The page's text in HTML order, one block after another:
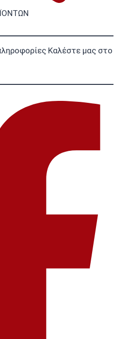
Καλέστε μας στο